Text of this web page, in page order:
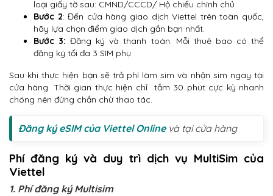
loại giấy tờ sau: CMND/CCCD/ Hộ chiếu chính chủ
Bước 2: Đến cửa hàng giao dịch Viettel trên toàn quốc,
hãy lựa chọn điểm giao dịch gần bạn nhất.
Bước 3: Đăng ký và thanh toán. Mỗi thuê bao có thể
đăng ký tối đa 3 SIM phụ
Sau khi thực hiện bạn sẽ trả phí làm sim và nhận sim ngay tại
cửa hàng. Thời gian thực hiện chỉ tầm 30 phút cực kỳ nhanh
chóng nên đừng chần chừ thao tác.
Đăng ký eSIM của Viettel Online và tại cửa hàng
Phí đăng ký và duy trì dịch vụ MultiSim của
Viettel
1. Phí đăng ký Multisim